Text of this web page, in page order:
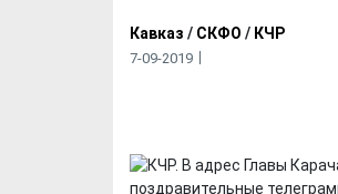
Кавказ / СКФО / КЧР
7-09-2019